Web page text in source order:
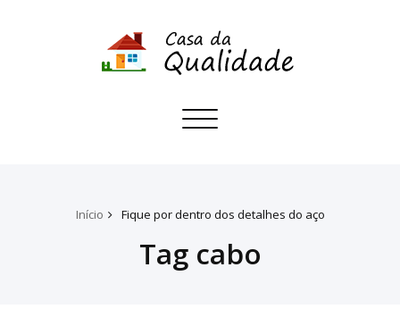
Toggle
Início Fique por dentro dos detalhes do aço
Tag cabo